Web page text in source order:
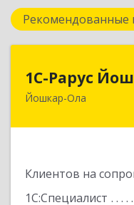
Рекомендованные
1С-Рарус
Йошкар-Ола
Клиентов на
1С:Специалист
424004, Марий Эл